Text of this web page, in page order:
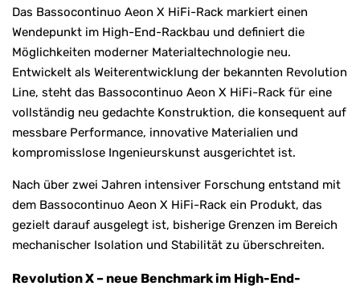
Das Bassocontinuo Aeon X HiFi-Rack markiert einen
Wendepunkt im High-End-Rackbau und definiert die
Möglichkeiten moderner Materialtechnologie neu.
Entwickelt als Weiterentwicklung der bekannten Revolution
Line, steht das Bassocontinuo Aeon X HiFi-Rack für eine
vollständig neu gedachte Konstruktion, die konsequent auf
messbare Performance, innovative Materialien und
kompromisslose Ingenieurskunst ausgerichtet ist.
Nach über zwei Jahren intensiver Forschung entstand mit
dem Bassocontinuo Aeon X HiFi-Rack ein Produkt, das
gezielt darauf ausgelegt ist, bisherige Grenzen im Bereich
mechanischer Isolation und Stabilität zu überschreiten.
Revolution X – neue Benchmark im High-End-